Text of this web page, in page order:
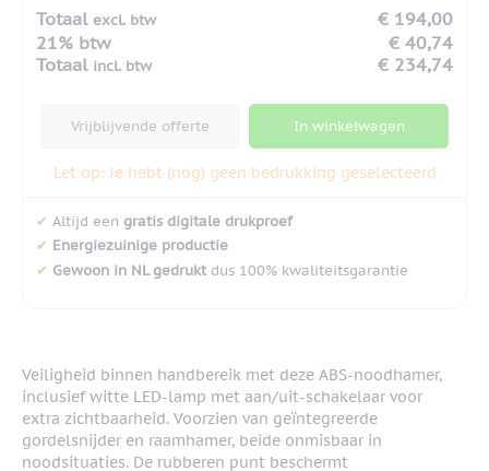
Totaal excl. btw
€ 194,00
21% btw
€ 40,74
Totaal incl. btw € 234,74
Vrijblijvende offerte In winkelwagen
Let op: Je hebt (nog) geen bedrukking geselecteerd
✔ Altijd een gratis digitale drukproef
✔ Energiezuinige productie
✔ Gewoon in NL gedruktdus 100% kwaliteitsgarantie
Veiligheid binnen handbereik met deze ABS-noodhamer,
inclusief witte LED-lamp met aan/uit-schakelaar voor
extra zichtbaarheid. Voorzien van geïntegreerde
gordelsnijder en raamhamer, beide onmisbaar in
noodsituaties. De rubberen punt beschermt